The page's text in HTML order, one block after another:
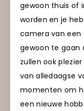
gewoon thuis of
worden en je
camera van een
gewoon te gaan
zullen ook
van alledaagse
momenten om
een nieuwe